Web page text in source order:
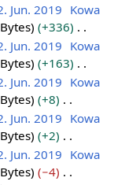
Jun. 2019
Kowa
+336
Jun. 2019
Kowa
+163
Jun. 2019
Kowa
+8
Jun. 2019
Kowa
+2
Jun. 2019
Kowa
−4